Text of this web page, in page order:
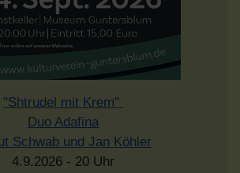
"Shtrudel mit Krem"
Duo Adafina
Schwab und Jan Köhler
4.9.2026 - 20 Uhr